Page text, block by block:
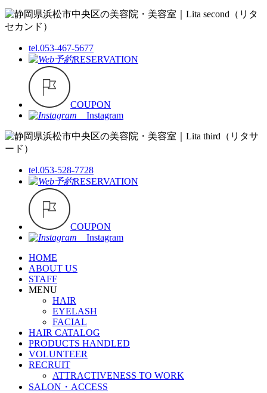
tel.053-467-5677
RESERVATION
COUPON
Instagram
tel.053-528-7728
RESERVATION
COUPON
Instagram
HOME
ABOUT US
STAFF
MENU
HAIR
EYELASH
FACIAL
HAIR CATALOG
PRODUCTS HANDLED
VOLUNTEER
RECRUIT
ATTRACTIVENESS TO WORK
SALON・ACCESS